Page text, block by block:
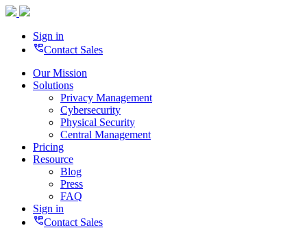
Sign in
perm_phone_msgContact Sales
Our Mission
Solutions
Privacy Management
Cybersecurity
Physical Security
Central Management
Pricing
Resource
Blog
Press
FAQ
Sign in
perm_phone_msgContact Sales